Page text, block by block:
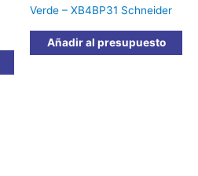
Verde – XB4BP31 Schneider
Añadir al presupuesto